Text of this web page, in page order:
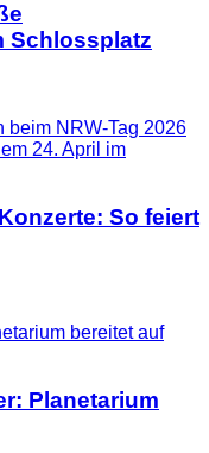
Schlossplatz
So feiert
Planetarium